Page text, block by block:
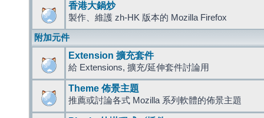
香港大鍋炒
製作、維護 zh-HK 版本的 Mozilla Firefox
附加元件
Extension 擴充套件
給 Extensions, 擴充/延伸套件討論用
Theme 佈景主題
推薦或討論各式 Mozilla 系列軟體的佈景主題